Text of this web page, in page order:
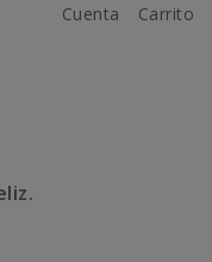
Cuenta
Carrito